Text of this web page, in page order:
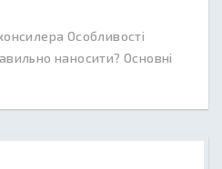
Особливості
наносити? Основні